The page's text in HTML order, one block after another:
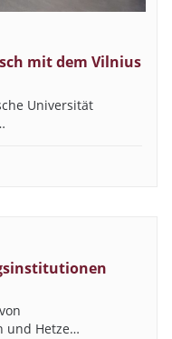
mit dem Vilnius
Universität
und Hetze…